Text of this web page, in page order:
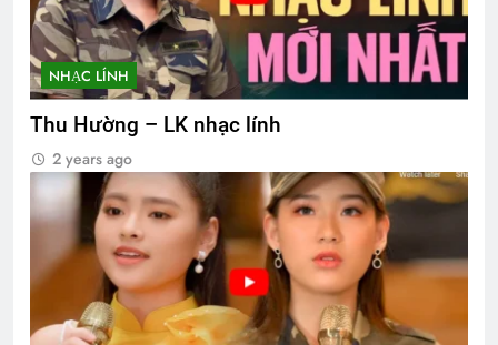
NHẠC LÍNH
Thu Hường – LK nhạc lính
2 years ago